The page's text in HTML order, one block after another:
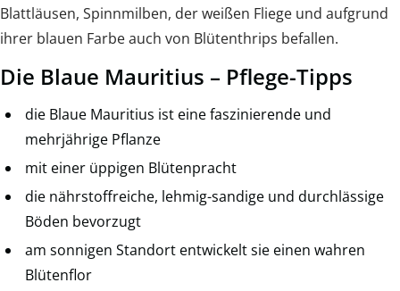
Blattläusen, Spinnmilben, der weißen Fliege und aufgrund
ihrer blauen Farbe auch von Blütenthrips befallen.
Die Blaue Mauritius – Pflege-Tipps
die Blaue Mauritius ist eine faszinierende und
mehrjährige Pflanze
mit einer üppigen Blütenpracht
die nährstoffreiche, lehmig-sandige und durchlässige
Böden bevorzugt
am sonnigen Standort entwickelt sie einen wahren
Blütenflor